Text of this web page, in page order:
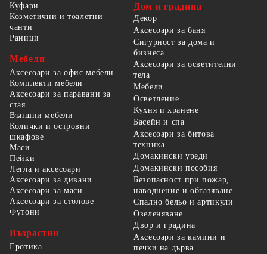
Куфари
Козметични и тоалетни
чанти
Раници
Мебели
Аксесоари за офис мебели
Комплекти мебели
Аксесоари за паравани за
стая
Външни мебели
Колички и островни
шкафове
Маси
Пейки
Легла и аксесоари
Аксесоари за дивани
Аксесоари за маси
Аксесоари за столове
Футони
Възрастни
Еротика
Дом и градина
Декор
Аксесоари за баня
Сигурност за дома и
бизнеса
Аксесоари за осветителни
тела
Мебели
Осветление
Кухня и хранене
Басейн и спа
Аксесоари за битова
техника
Домакински уреди
Домакински пособия
Безопасност при пожар,
наводнение и обгазяване
Спално бельо и артикули
Озеленяване
Двор и градина
Аксесоари за камини и
печки на дърва